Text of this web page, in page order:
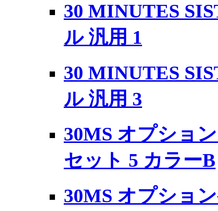
30 MINUTES
ル 汎用 1
30 MINUTES
ル 汎用 3
30MS オプショ
セット 5 カラーB
30MS オプショ